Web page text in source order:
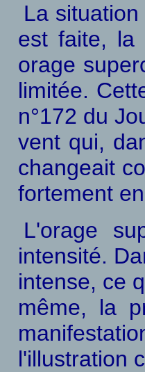
La
est faite, la
orage
limitée.
n°172 du
vent qui,
changeait
fortement
L'orage
intensité.
intense, ce
même, la
l'illustration